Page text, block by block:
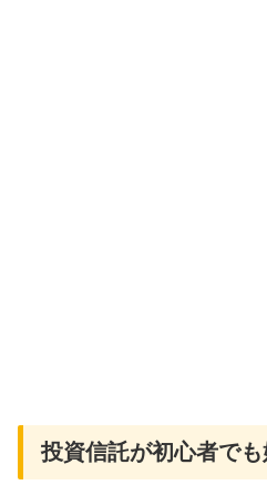
投資信託が初心者で